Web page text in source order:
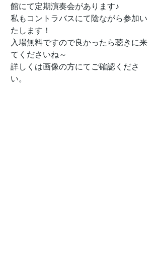
館にて定期演奏会があります♪
私もコントラバスにて陰ながら参加い
たします！
入場無料ですので良かったら聴きに来
てくださいね～
詳しくは画像の方にてご確認くださ
い。